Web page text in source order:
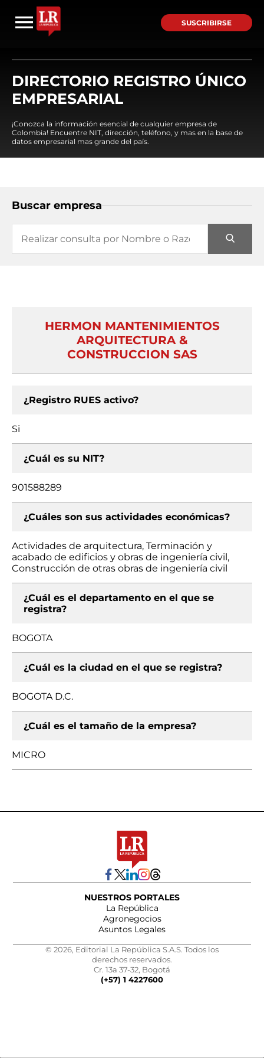
SUSCRIBIRSE
DIRECTORIO REGISTRO ÚNICO
EMPRESARIAL
¡Conozca la información esencial de cualquier empresa de
Colombia! Encuentre NIT, dirección, teléfono, y mas en la base de
datos empresarial mas grande del país.
Buscar empresa
HERMON MANTENIMIENTOS
ARQUITECTURA &
CONSTRUCCION SAS
¿Registro RUES activo?
Si
¿Cuál es su NIT?
901588289
¿Cuáles son sus actividades económicas?
Actividades de arquitectura, Terminación y
acabado de edificios y obras de ingeniería civil,
Construcción de otras obras de ingeniería civil
¿Cuál es el departamento en el que se
registra?
BOGOTA
¿Cuál es la ciudad en el que se registra?
BOGOTA D.C.
¿Cuál es el tamaño de la empresa?
MICRO
NUESTROS PORTALES
La República
Agronegocios
Asuntos Legales
© 2026, Editorial La República S.A.S. Todos los
derechos reservados.
Cr. 13a 37-32, Bogotá
(+57) 1 4227600